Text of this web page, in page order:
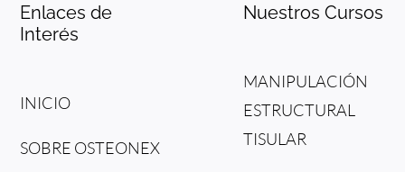
Enlaces de
Interés
INICIO
SOBRE OSTEONEX
Nuestros Cursos
MANIPULACIÓN
ESTRUCTURAL
TISULAR